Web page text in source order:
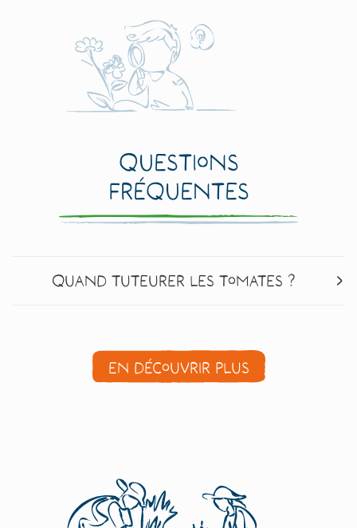
Questions
fréquentes
Quand tuteurer les tomates ?
En découvrir plus